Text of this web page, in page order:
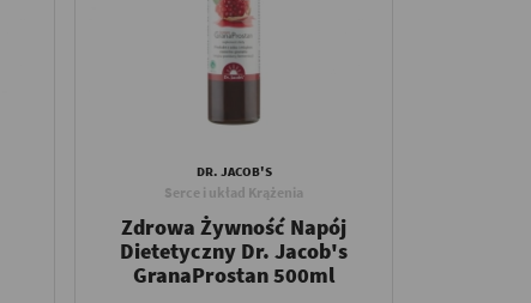
DR. JACOB'S
Serce i układ Krążenia
Zdrowa Żywność Napój
Dietetyczny Dr. Jacob's
GranaProstan 500ml